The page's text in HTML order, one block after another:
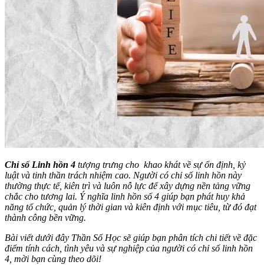
Chỉ số Linh hồn 4 tượng trưng cho khao khát về sự ổn định, kỷ
luật và tinh thần trách nhiệm cao. Người có chỉ số linh hồn này
thường thực tế, kiên trì và luôn nỗ lực để xây dựng nền tảng vững
chắc cho tương lai. Ý nghĩa linh hồn số 4 giúp bạn phát huy khả
năng tổ chức, quản lý thời gian và kiên định với mục tiêu, từ đó đạt
thành công bền vững.
Bài viết dưới đây Thần Số Học sẽ giúp bạn phân tích chi tiết về đặc
điểm tính cách, tình yêu và sự nghiệp của người có chỉ số linh hồn
4, mời bạn cùng theo dõi!